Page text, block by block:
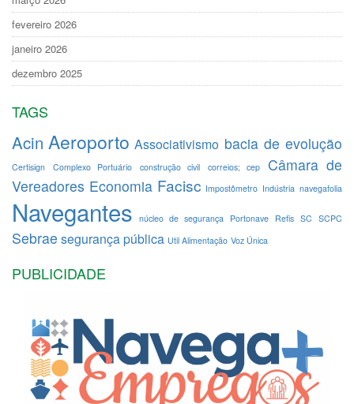
fevereiro 2026
janeiro 2026
dezembro 2025
TAGS
Acin Aeroporto Associativismo bacia de evolução
Certisign Complexo Portuário construção civil correios; cep
Câmara de
Vereadores Economia Facisc Impostômetro Indústria navegafolia
Navegantes núcleo de segurança Portonave Refis SC SCPC
Sebrae segurança pública Util Alimentação Voz Única
PUBLICIDADE